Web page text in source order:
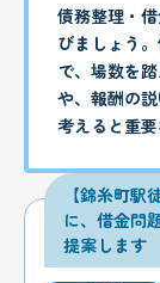
債務整理・
びましょう
で、場数を
や、報酬の
考えると重要
【錦糸町
に、借金問
提案します